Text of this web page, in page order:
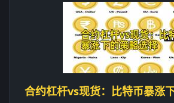
合约杠杆vs现货：比特币暴涨